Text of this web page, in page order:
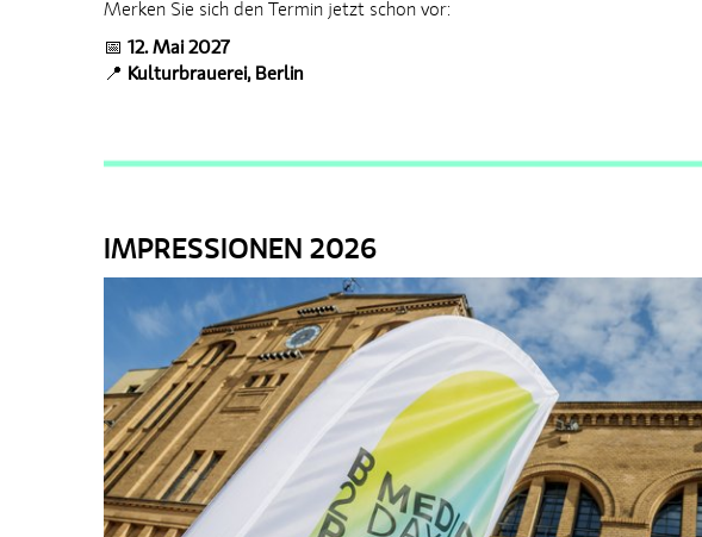
Merken Sie sich den Termin jetzt schon vor:
📅 12. Mai 2027
📍 Kulturbrauerei, Berlin
IMPRESSIONEN 2026